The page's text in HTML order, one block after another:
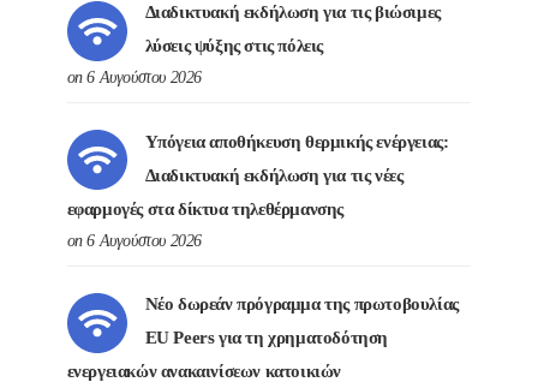
Διαδικτυακή εκδήλωση για τις βιώσιμες
λύσεις ψύξης στις πόλεις
on 6 Αυγούστου 2026
Υπόγεια αποθήκευση θερμικής ενέργειας:
Διαδικτυακή εκδήλωση για τις νέες
εφαρμογές στα δίκτυα τηλεθέρμανσης
on 6 Αυγούστου 2026
Νέο δωρεάν πρόγραμμα της πρωτοβουλίας
EU Peers για τη χρηματοδότηση
ενεργειακών ανακαινίσεων κατοικιών